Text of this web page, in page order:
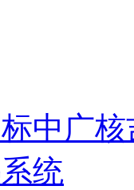
中广
统